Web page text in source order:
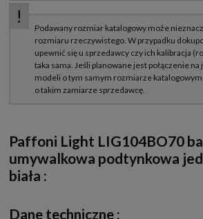
Paffoni Light LIG104BO70
umywalkowa podtynkowa
biała :
Dane techniczne :